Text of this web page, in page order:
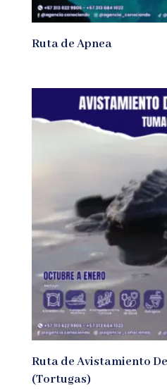
Ruta de Apnea
Ruta de Avistamiento
(Tortugas)